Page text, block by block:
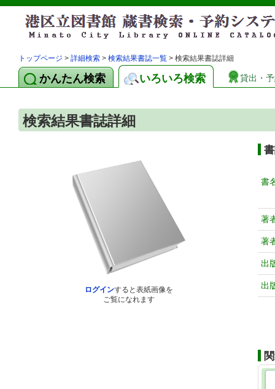
トップページ > 詳細検索 > 検索結果書誌一覧 > 検索結果書誌詳細
かんたん検索 いろいろ検索 貸出・
検索結果書誌詳細
ログインすると表紙画像を
ご覧になれます
書
著
著
出
出